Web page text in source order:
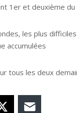
1er et deuxième du
les plus
accumulées
tous les deux